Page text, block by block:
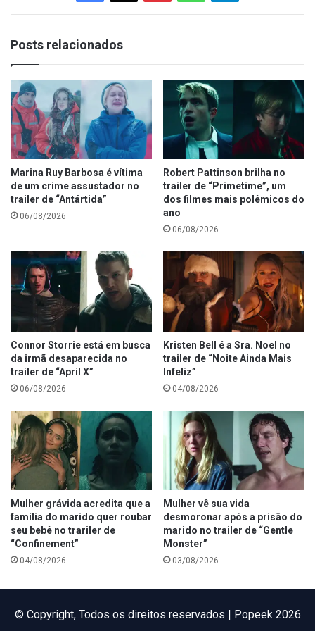
Posts relacionados
Marina Ruy Barbosa é vítima
de um crime assustador no
trailer de “Antártida”
06/08/2026
Robert Pattinson brilha no
trailer de “Primetime”, um
dos filmes mais polêmicos do
ano
06/08/2026
Connor Storrie está em busca
da irmã desaparecida no
trailer de “April X”
06/08/2026
Kristen Bell é a Sra. Noel no
trailer de “Noite Ainda Mais
Infeliz”
04/08/2026
Mulher grávida acredita que a
família do marido quer roubar
seu bebê no trariler de
“Confinement”
04/08/2026
Mulher vê sua vida
desmoronar após a prisão do
marido no trailer de “Gentle
Monster”
03/08/2026
©️ Copyright, Todos os direitos reservados | Popeek 2026